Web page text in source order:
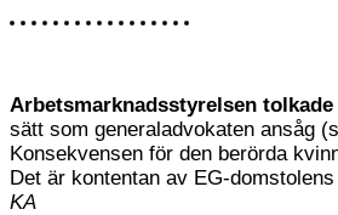
Arbetsmarknadsstyrelsen
sätt som generaladvokaten ansåg
Konsekvensen för den berörda
Det är kontentan av EG-domstolens
KA